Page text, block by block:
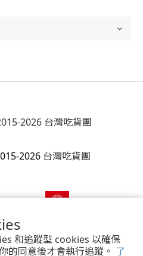
和追蹤型 cookies 以確保
的同意後才會執行追蹤。 了
2026 台灣吃貨團
2026台灣吃貨團